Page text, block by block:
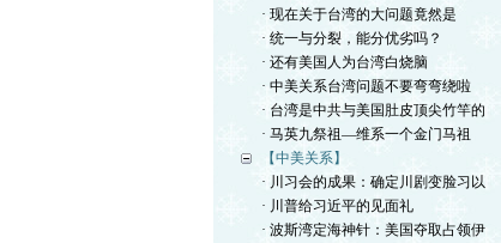
· 现在关于台湾的大问题竟然是
· 统一与分裂，能分优劣吗？
· 还有美国人为台湾白烧脑
· 中美关系台湾问题不要弯弯绕啦
· 台湾是中共与美国肚皮顶尖竹竿的
· 马英九祭祖—维系一个金门马祖
【中美关系】
· 川习会的成果：确定川剧变脸习以
· 川普给习近平的见面礼
· 波斯湾定海神针：美国夺取占领伊